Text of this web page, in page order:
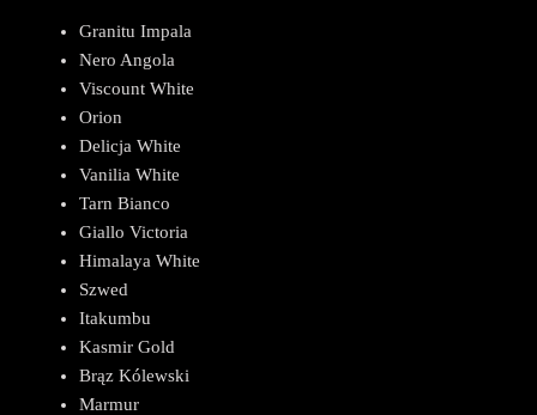
Granitu Impala
Nero Angola
Viscount White
Orion
Delicja White
Vanilia White
Tarn Bianco
Giallo Victoria
Himalaya White
Szwed
Itakumbu
Kasmir Gold
Brąz Kólewski
Marmur